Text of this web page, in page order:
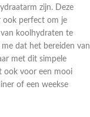
zijn. Deze
ook perfect om je
koolhydraten te
dat het bereiden van
met dit simpele
ook voor een mooi
of een weekse